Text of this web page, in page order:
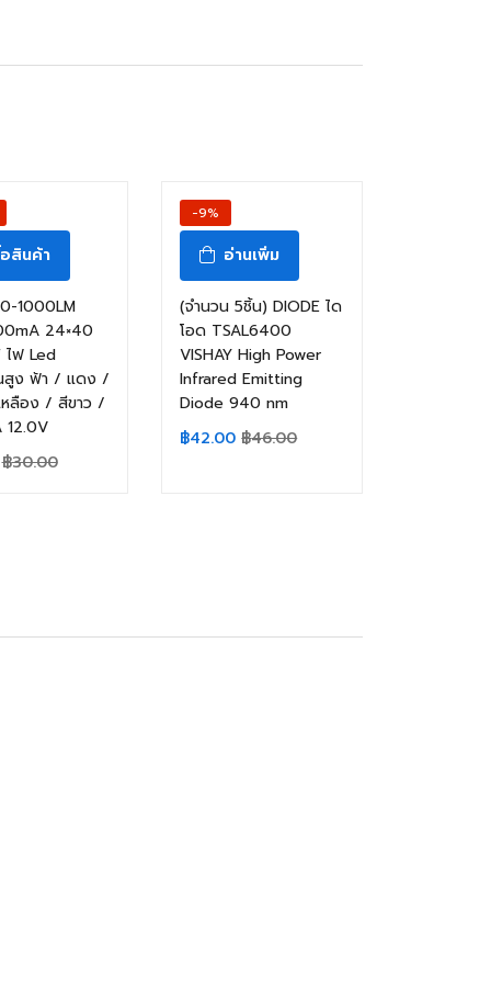
สินค้า
1000LM
24×40
ไฟ Led
สูง ฟ้า / แดง /
หลือง / สีขาว /
฿30.00
-9%
อ่านเพิ่ม
(จำนวน 5ชิ้น) DIODE ได
โอด TSAL6400
VISHAY High Power
Infrared Emitting
Diode 940 nm
฿42.00 ฿46.00